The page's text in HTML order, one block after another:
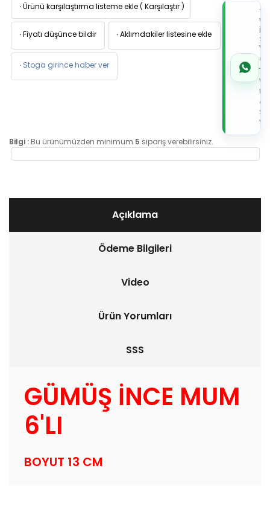
·Ürünü karşılaştırma listeme ekle ( Karşılaştır )
·Fiyatı düşünce bildir ·Aklımdakiler listesine ekle
· Stoga girince haber ver
İLE
de
Bilgi : Bu ürünümüzden minimum 5 sipariş verebilirsiniz.
Açıklama
Ödeme Bilgileri
Video
Ürün Yorumları
SSS
GÜMÜŞ İNCE MUM
6'LI
BOYUT 13 CM